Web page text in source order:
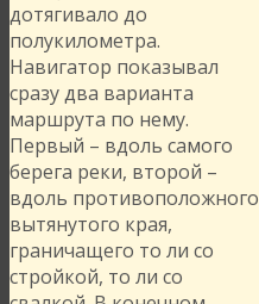
дотягивало до
полукилометра.
Навигатор показывал
сразу два варианта
маршрута по нему.
Первый – вдоль самого
берега реки, второй –
вдоль противоположного
вытянутого края,
граничащего то ли со
стройкой, то ли со